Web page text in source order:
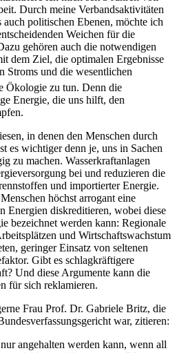
Durch meine Verbandsaktivitäten
auch politischen Ebenen, möchte ich
Weichen für die
gehören auch die notwendigen
dem Ziel, die optimalen Ergebnisse
Stroms und die wesentlichen
Ökologie zu tun. Denn die
Energie, die uns hilft, den
in denen den Menschen durch
es wichtiger denn je, uns in Sachen
zu machen. Wasserkraftanlagen
bei und reduzieren die
und importierter Energie.
höchst arrogant eine
Energien diskreditieren, wobei diese
bezeichnet werden kann: Regionale
und Wirtschaftswachstum
geringer Einsatz von seltenen
Gibt es schlagkräftigere
Und diese Argumente kann die
für sich reklamieren.
Frau Prof. Dr. Gabriele Britz, die
war, zitieren:
angehalten werden kann, wenn all